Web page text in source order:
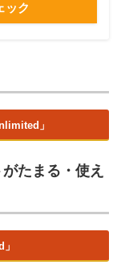
ック
」
たまる・使え